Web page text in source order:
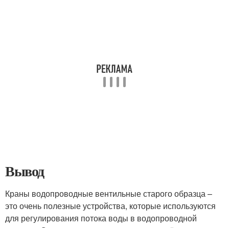
Вывод
Краны водопроводные вентильные старого образца –
это очень полезные устройства, которые используются
для регулирования потока воды в водопроводной